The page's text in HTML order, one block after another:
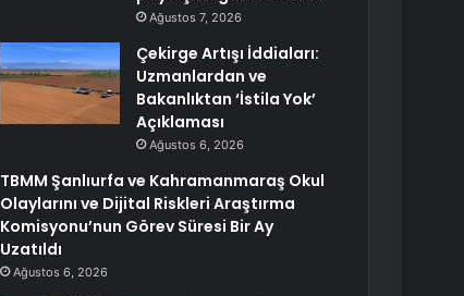
Ağustos 7, 2026
Çekirge Artışı İddiaları:
Uzmanlardan ve
Bakanlıktan ‘İstila Yok’
Açıklaması
Ağustos 6, 2026
TBMM Şanlıurfa ve Kahramanmaraş Okul
Olaylarını ve Dijital Riskleri Araştırma
Komisyonu’nun Görev Süresi Bir Ay
Uzatıldı
Ağustos 6, 2026